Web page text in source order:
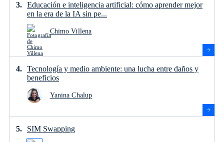
Educación e inteligencia artificial: cómo aprender mejor
en la era de la IA sin pe...
Chimo Villena
Tecnología y medio ambiente: una lucha entre daños y
beneficios
Yanina Chalup
SIM Swapping